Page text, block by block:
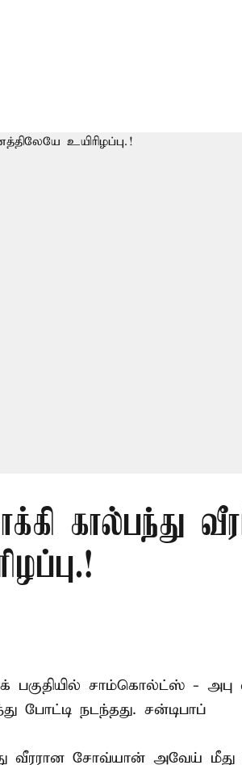
கால்பந்து
சாம்கொல்ட்ஸ் - அபு
போட்டி நடந்தது. சன்டிபாப்
வீரரான சோவ்யான் அவேய் மீது